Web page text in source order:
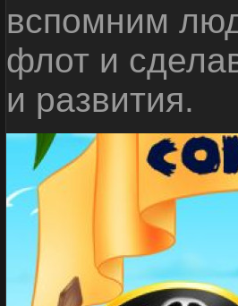
вспомним
флот и
и развития.